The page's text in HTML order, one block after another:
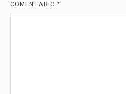
COMENTARIO *